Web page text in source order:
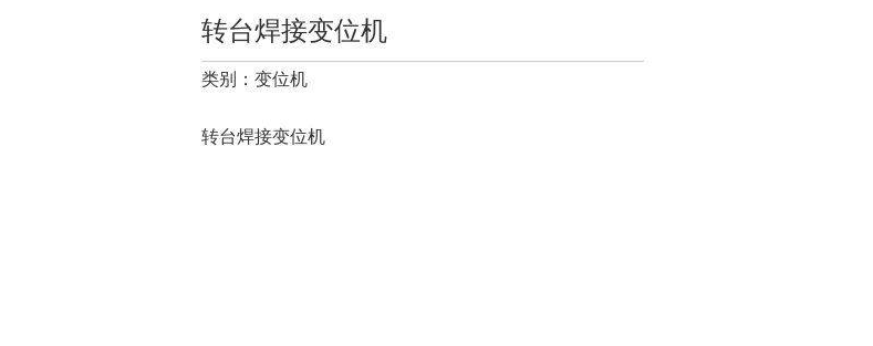
转台焊接变位机
类别：变位机
转台焊接变位机